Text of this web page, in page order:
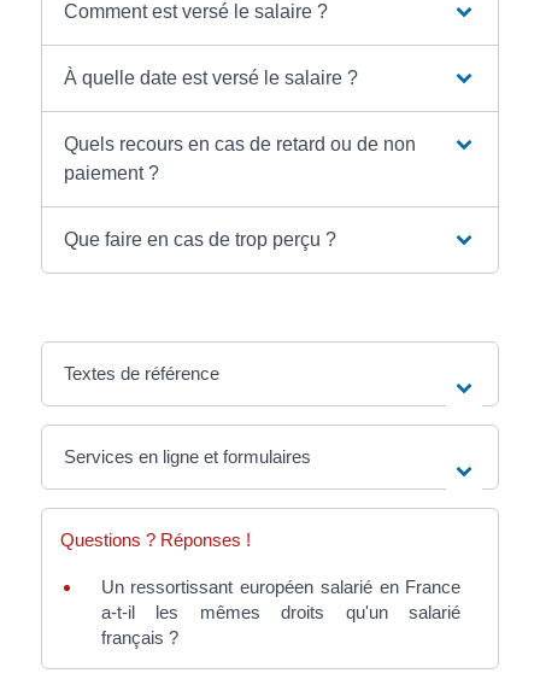
Comment est versé le salaire ?
À quelle date est versé le salaire ?
Quels recours en cas de retard ou de non
paiement ?
Que faire en cas de trop perçu ?
Textes de référence
Services en ligne et formulaires
Questions ? Réponses !
Un ressortissant européen salarié en France
a-t-il les mêmes droits qu'un salarié
français ?